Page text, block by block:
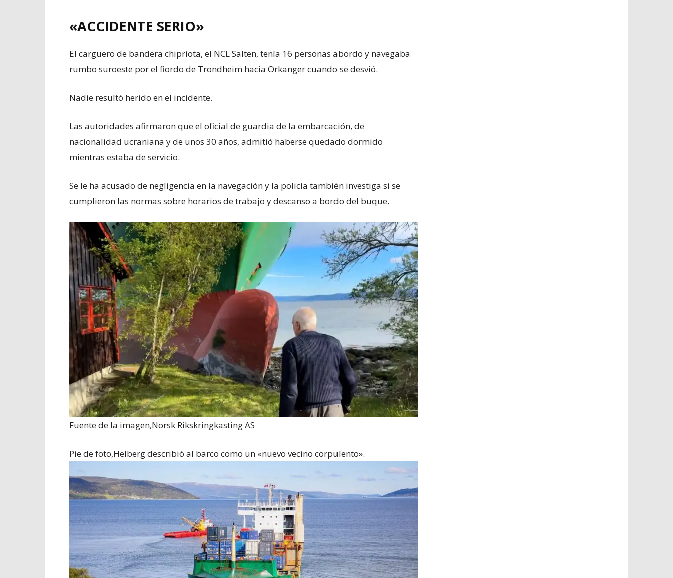
«ACCIDENTE SERIO»
El carguero de bandera chipriota, el NCL Salten, tenía 16 personas abordo y navegaba
rumbo suroeste por el fiordo de Trondheim hacia Orkanger cuando se desvió.
Nadie resultó herido en el incidente.
Las autoridades afirmaron que el oficial de guardia de la embarcación, de
nacionalidad ucraniana y de unos 30 años, admitió haberse quedado dormido
mientras estaba de servicio.
Se le ha acusado de negligencia en la navegación y la policía también investiga si se
cumplieron las normas sobre horarios de trabajo y descanso a bordo del buque.
Fuente de la imagen,Norsk Rikskringkasting AS
Pie de foto,Helberg describió al barco como un «nuevo vecino corpulento».